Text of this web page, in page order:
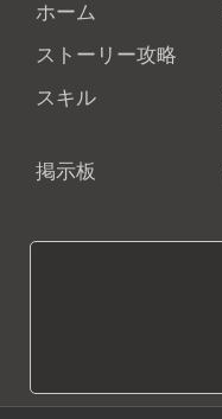
ホーム
ストーリー攻略
スキル
掲示板